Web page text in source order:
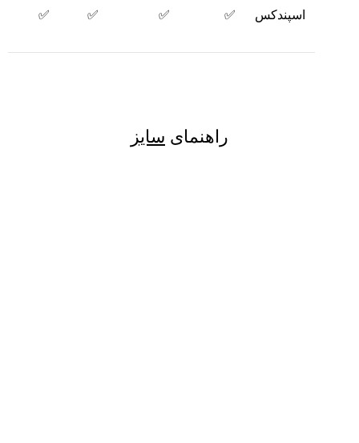
اسپندکس ✅
✅
✅
✅
راهنمای سایز